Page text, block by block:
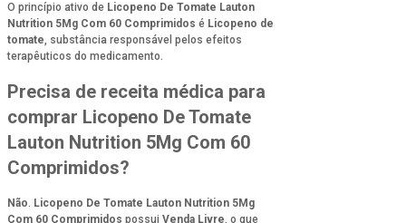
O princípio ativo de Licopeno De Tomate Lauton
Nutrition 5Mg Com 60 Comprimidos é Licopeno de
tomate, substância responsável pelos efeitos
terapêuticos do medicamento.
Precisa de receita médica para
comprar Licopeno De Tomate
Lauton Nutrition 5Mg Com 60
Comprimidos?
Não. Licopeno De Tomate Lauton Nutrition 5Mg
Com 60 Comprimidos possui Venda Livre, o que